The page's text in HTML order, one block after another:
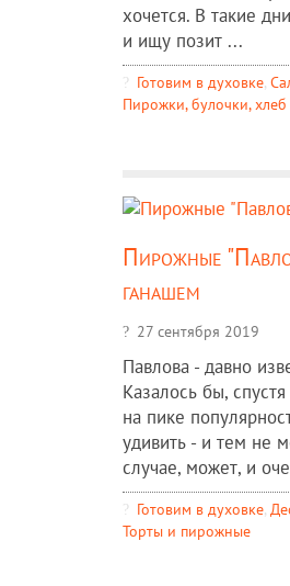
хочется. В такие
и ищу позит ...
Готовим в духовке,
Пирожки, булочки, хлеб
Пирожные
ганашем
27 сентября 2019
Павлова - давно
Казалось бы,
на пике
удивить - и тем не
случае, может, и
Готовим в духовке,
Торты и пирожные